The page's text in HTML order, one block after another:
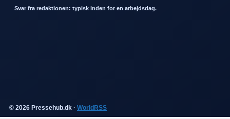
Svar fra redaktionen: typisk inden for en arbejdsdag.
© 2026 Pressehub.dk · WorldRSS